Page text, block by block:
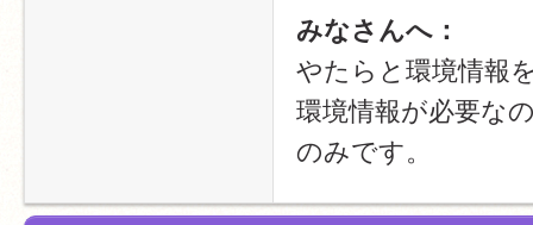
みなさんへ：
やたらと環境情報
環境情報が必要な
のみです。